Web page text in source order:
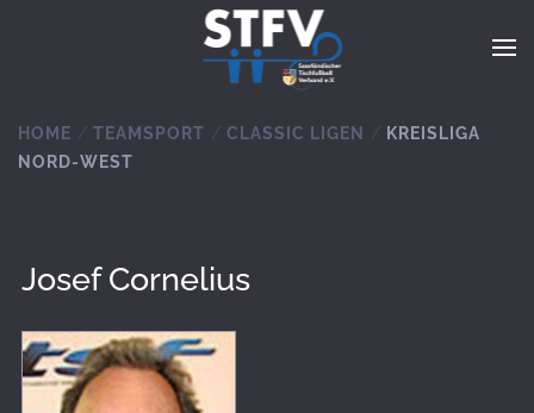
Zum Hauptinhalt springen
HOME TEAMSPORT CLASSIC LIGEN
KREISLIGA
NORD-WEST
Josef Cornelius